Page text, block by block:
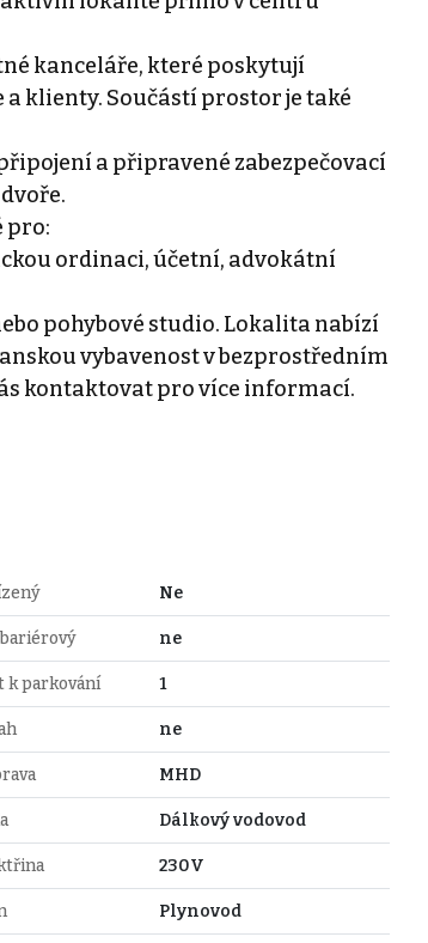
kanceláře, které poskytují
klienty. Součástí prostor je také
a připravené zabezpečovací
pro:
ordinaci, účetní, advokátní
pohybové studio. Lokalita nabízí
vybavenost v bezprostředním
kontaktovat pro více informací.
Ne
ne
k parkování 1
ne
MHD
Dálkový vodovod
230V
Plynovod